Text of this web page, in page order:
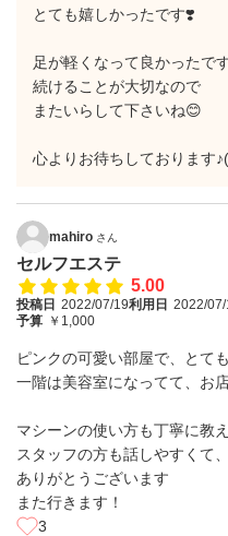
とても嬉しかったです❣️
足が軽くなって良かったで
続けることが大切なので
またいらして下さいね😊
心よりお待ちしております
mahiro さん
セルフエステ
5.00
投稿日 2022/07/19利用日 2022/07/
予算 ￥1,000
ピンクの可愛い部屋で、とて
一階は美容室になってて、お
マシーンの使い方も丁寧に教
スタッフの方も話しやすくて
ありがとうございます
また行きます！
3